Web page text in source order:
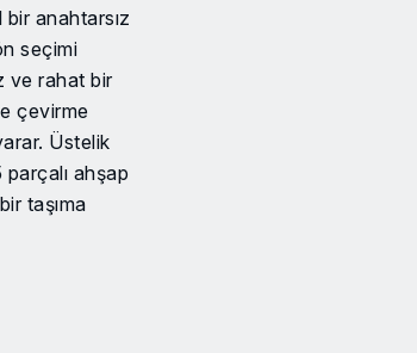
bir anahtarsız
seçimi
ve rahat bir
çevirme
Üstelik
ahşap
taşıma